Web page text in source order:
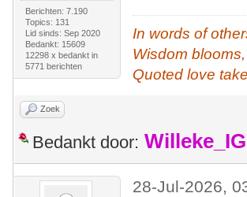
Berichten: 7.190
Topics: 131
Lid sinds: Sep 2020
Bedankt: 15609
12298 x bedankt in
5771 berichten
In words of
Wisdom
Quoted love
Zoek
Bedankt door:
28-Jul-2026,